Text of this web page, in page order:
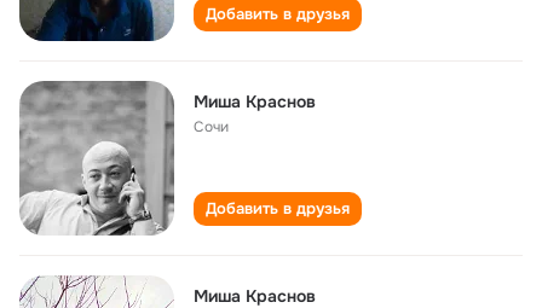
Добавить в друзья
Миша Краснов
Сочи
Добавить в друзья
Миша Краснов